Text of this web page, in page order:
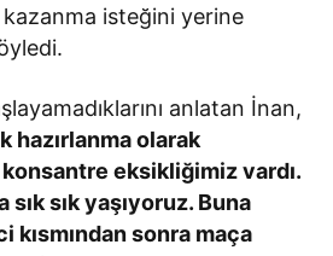
kazanma isteğini yerine
anlatan İnan,
hazırlanma olarak
eksikliğimiz vardı.
sık yaşıyoruz. Buna
kısmından sonra maça